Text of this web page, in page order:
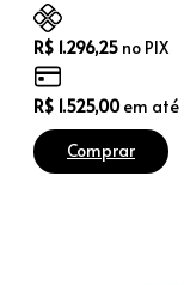
R$ 1.296,25 no PIX
R$ 1.525,00em até
Comprar